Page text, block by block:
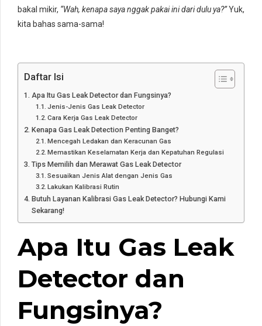
bakal mikir, “Wah, kenapa saya nggak pakai ini dari dulu ya?”Yuk,
kita bahas sama-sama!
Daftar Isi
Apa Itu Gas Leak Detector dan Fungsinya?
Jenis-Jenis Gas Leak Detector
Cara Kerja Gas Leak Detector
Kenapa Gas Leak Detection Penting Banget?
Mencegah Ledakan dan Keracunan Gas
Memastikan Keselamatan Kerja dan Kepatuhan Regulasi
Tips Memilih dan Merawat Gas Leak Detector
Sesuaikan Jenis Alat dengan Jenis Gas
Lakukan Kalibrasi Rutin
Butuh Layanan Kalibrasi Gas Leak Detector? Hubungi Kami
Sekarang!
Apa Itu Gas Leak
Detector dan
Fungsinya?